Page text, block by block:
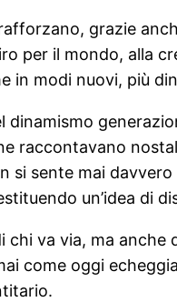
grazie
per il mondo,
in modi nuovi, più
dinamismo
raccontavano
si sente mai
un’idea di
chi va via, ma
come oggi